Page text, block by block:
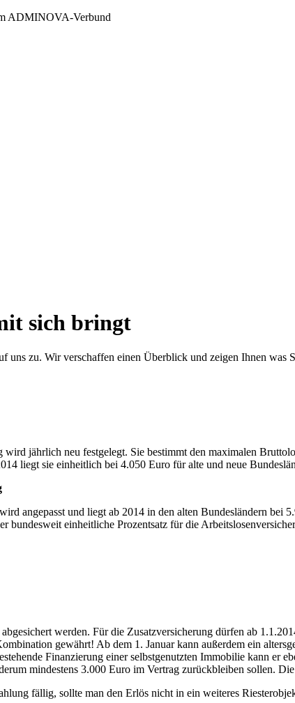
ADMINOVA-Verbund
sich bringt
zu. Wir verschaffen einen Überblick und zeigen Ihnen was
jährlich neu festgelegt. Sie bestimmt den maximalen
liegt sie einheitlich bei 4.050 Euro für alte und neue
angepasst und liegt ab 2014 in den alten Bundesländern bei
bundesweit einheitliche Prozentsatz für die
werden. Für die Zusatzversicherung dürfen ab
gewährt! Ab dem 1. Januar kann außerdem ein
Finanzierung einer selbstgenutzten Immobilie kann er
mindestens 3.000 Euro im Vertrag zurückbleiben sollen.
fällig, sollte man den Erlös nicht in ein weiteres